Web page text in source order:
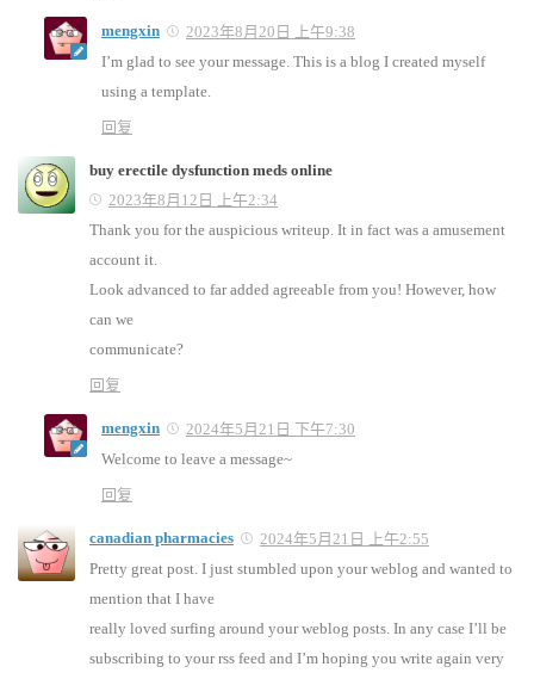
mengxin
2023年8月20日 上午9:38
I’m glad to see your message. This is a blog I created myself
using a template.
回复
buy erectile dysfunction meds online
2023年8月12日 上午2:34
Thank you for the auspicious writeup. It in fact was a amusement
account it.
Look advanced to far added agreeable from you! However, how
can we
communicate?
回复
mengxin
2024年5月21日 下午7:30
Welcome to leave a message~
回复
canadian pharmacies
2024年5月21日 上午2:55
Pretty great post. I just stumbled upon your weblog and wanted to
mention that I have
really loved surfing around your weblog posts. In any case I’ll be
subscribing to your rss feed and I’m hoping you write again very